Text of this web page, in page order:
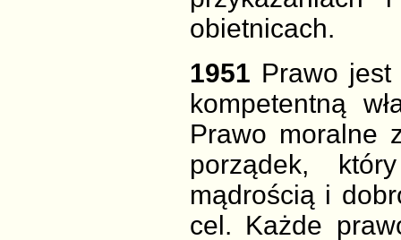
obietnicach.
1951 Prawo jest
kompetentną
Prawo moralne
porządek,
mądrością i
cel. Każde